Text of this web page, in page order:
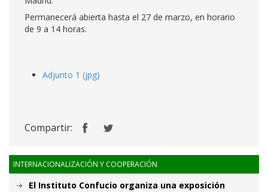
Permanecerá abierta hasta el 27 de marzo, en horario
de 9 a 14 horas.
Adjunto 1 (jpg)
Compartir:
INTERNACIONALIZACIÓN Y COOPERACIÓN
El Instituto Confucio organiza una exposición